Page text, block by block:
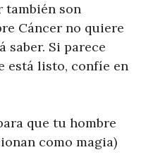
también son
Cáncer no quiere
saber. Si parece
está listo, confíe en
que tu hombre
como magia)